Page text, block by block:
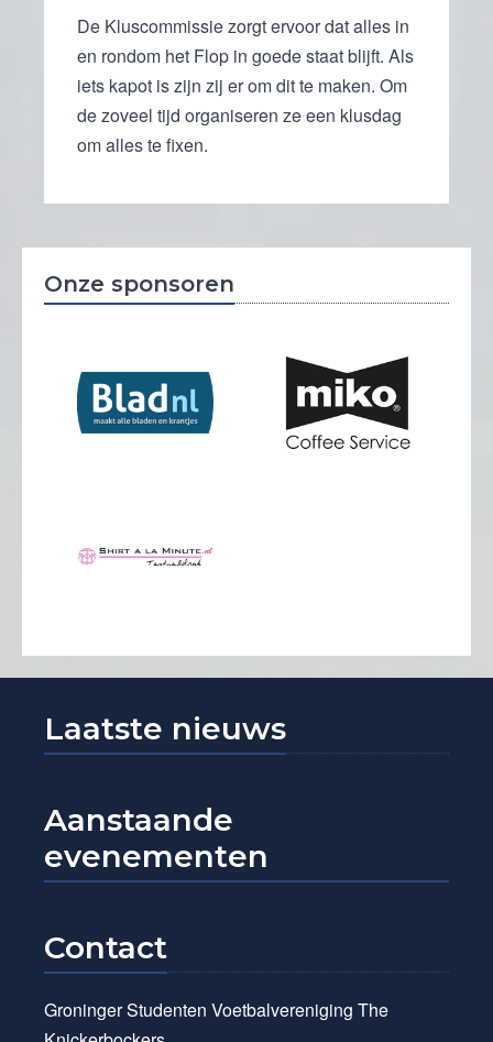
De Kluscommissie zorgt ervoor dat alles in
en rondom het Flop in goede staat blijft. Als
iets kapot is zijn zij er om dit te maken. Om
de zoveel tijd organiseren ze een klusdag
om alles te fixen.
Onze sponsoren
Laatste nieuws
Aanstaande
evenementen
Contact
Groninger Studenten Voetbalvereniging The